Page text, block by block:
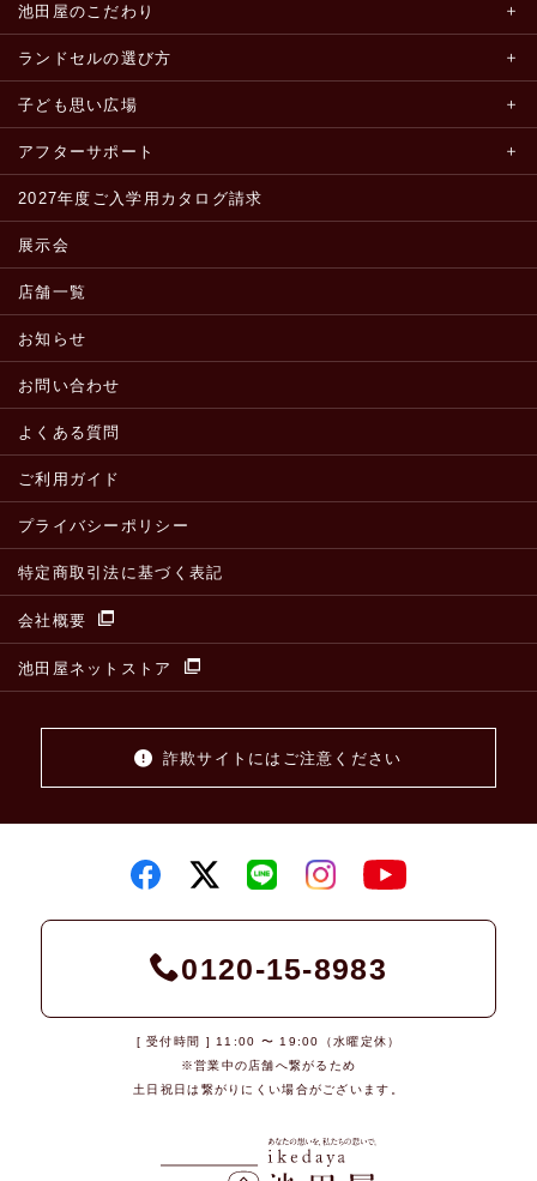
池田屋のこだわり
ランドセルの選び方
子ども思い広場
アフターサポート
2027年度ご入学用カタログ請求
展示会
店舗一覧
お知らせ
お問い合わせ
よくある質問
ご利用ガイド
プライバシーポリシー
特定商取引法に基づく表記
会社概要
池田屋ネットストア
詐欺サイトにはご注意ください
0120-15-8983
[ 受付時間 ] 11:00 〜 19:00（水曜定休）
※営業中の店舗へ繋がるため
土日祝日は繋がりにくい場合がございます。